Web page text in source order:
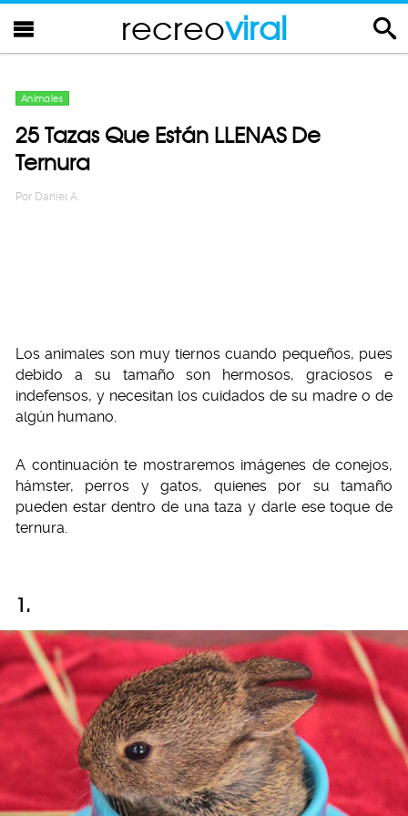
recreoviral
Animales
25 Tazas Que Están LLENAS De
Ternura
Por Daniel A.
Los animales son muy tiernos cuando pequeños, pues
debido a su tamaño son hermosos, graciosos e
indefensos, y necesitan los cuidados de su madre o de
algún humano.
A continuación te mostraremos imágenes de conejos,
hámster, perros y gatos, quienes por su tamaño
pueden estar dentro de una taza y darle ese toque de
ternura.
1.